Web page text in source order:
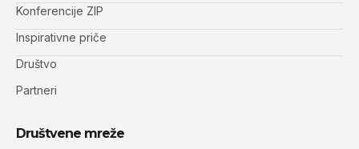
Konferencije ZIP
Inspirativne priče
Društvo
Partneri
Društvene mreže